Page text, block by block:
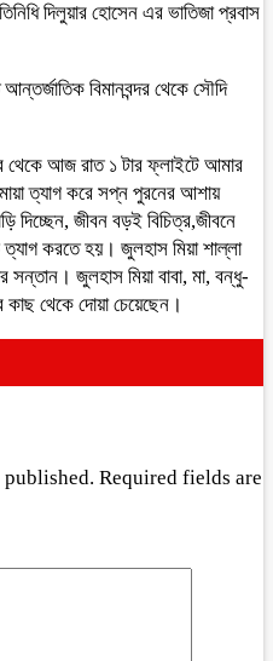
দিলুয়ার হোসেন এর ভাতিজা প্রবাস
বিমানবন্দর থেকে সৌদি
থেকে আজ রাত ১ টার ফ্লাইটে আমার
ত্যাগ করে সপ্ন পুরনের আশায়
দিচ্ছেন, জীবন বড়ই বিচিত্র,জীবনে
করতে হয়। জুলহাস মিয়া শাল্লা
সন্তান। জুলহাস মিয়া বাবা, মা, বন্ধু-
কাছ থেকে দোয়া চেয়েছেন।
Required fields are